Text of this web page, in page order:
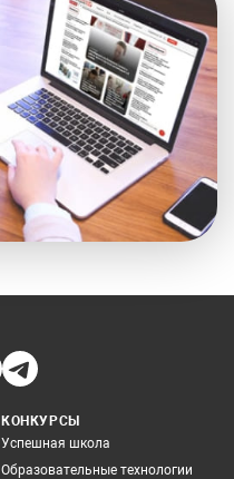
КОНКУРСЫ
Успешная школа
Образовательные технологии